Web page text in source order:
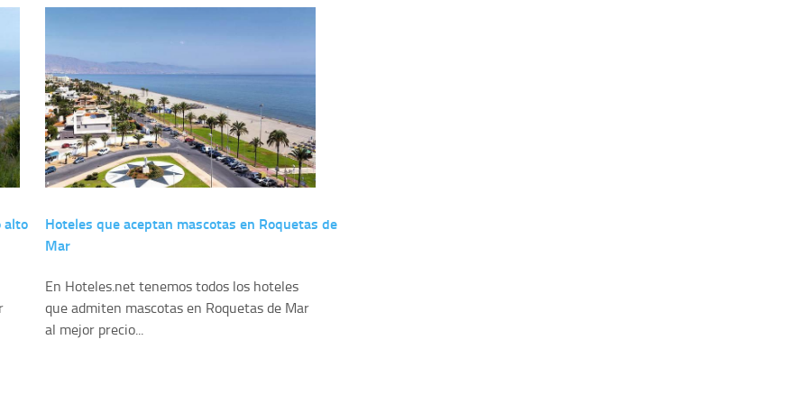
alto
Hoteles que aceptan mascotas en Roquetas de
Mar
En Hoteles.net tenemos todos los hoteles
que admiten mascotas en Roquetas de Mar
al mejor precio...